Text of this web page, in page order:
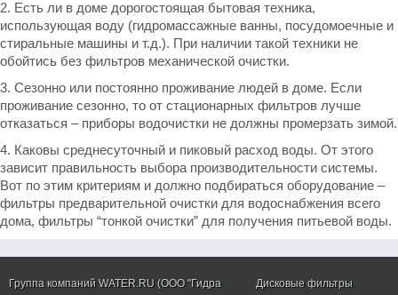
2. Есть ли в доме дорогостоящая бытовая техника,
использующая воду (гидромассажные ванны, посудомоечные и
стиральные машины и т.д.). При наличии такой техники не
обойтись без фильтров механической очистки.
3. Сезонно или постоянно проживание людей в доме. Если
проживание сезонно, то от стационарных фильтров лучше
отказаться – приборы водочистки не должны промерзать зимой.
4. Каковы среднесуточный и пиковый расход воды. От этого
зависит правильность выбора производительности системы.
Вот по этим критериям и должно подбираться оборудование –
фильтры предварительной очистки для водоснабжения всего
дома, фильтры “тонкой очистки” для получения питьевой воды.
Группа компаний WATER.RU (ООО "Гидра Дисковые фильтры